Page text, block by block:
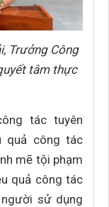
Trưởng Công
tâm thực
tác tuyên
quả công tác
mẽ tội phạm
quả công tác
sử dụng